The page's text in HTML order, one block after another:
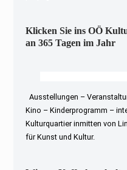
Klicken Sie ins OÖ
an 365 Tagen im Jahr
Ausstellungen –
Kino – Kinderprogramm –
Kulturquartier inmitten von
für Kunst und Kultur.